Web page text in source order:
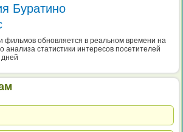
Буратино
фильмов обновляется в реальном времени на
анализа статистики интересов посетителей